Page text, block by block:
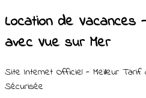
Location de Vacances
avec Vue sur Mer
Site Internet Officiel - Meilleur Tarif
Sécurisée